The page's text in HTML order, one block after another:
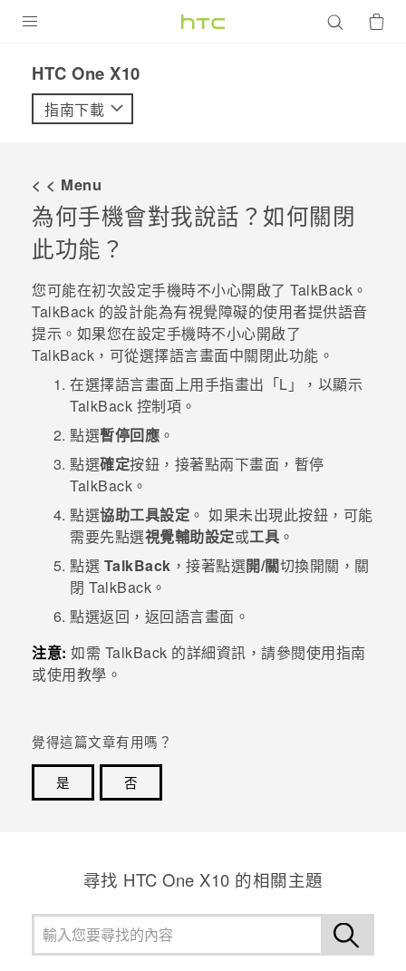
VIVE
配件
VIVERSE
優惠專區
焦點訊息
校園專案
企業採購
銷售門市
銷售通路
支援服務
VIVELAND
HTC One X10‎
指南下載
< < Menu
為何手機會對我說話？如何關閉
此功能？
您可能在初次設定手機時不小心開啟了 TalkBack 。
TalkBack 的設計能為有視覺障礙的使用者提供語音
提示。如果您在設定手機時不小心開啟了
TalkBack ，可從選擇語言畫面中關閉此功能。
在選擇語言畫面上用手指畫出「L」，以顯示
TalkBack 控制項。
點選暫停回應 。
點選確定按鈕，接著點兩下畫面，暫停
TalkBack 。
點選協助工具設定 。 如果未出現此按鈕，可能
需要先點選視覺輔助設定或工具 。
點選 TalkBack ，接著點選開/關切換開關，關
閉 TalkBack 。
點選返回 ，返回語言畫面。
注意: 如需 TalkBack 的詳細資訊，請參閱使用指南
或使用教學。
覺得這篇文章有用嗎？
是
否
尋找 HTC One X10 的相關主題